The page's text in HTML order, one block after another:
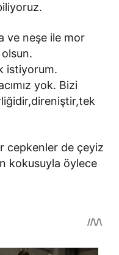
ve neşe ile mor
istiyorum.
yok. Bizi
cepkenler de çeyiz
kokusuyla öylece